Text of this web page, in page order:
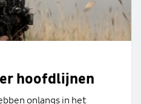
hoofdlijnen
onlangs in het